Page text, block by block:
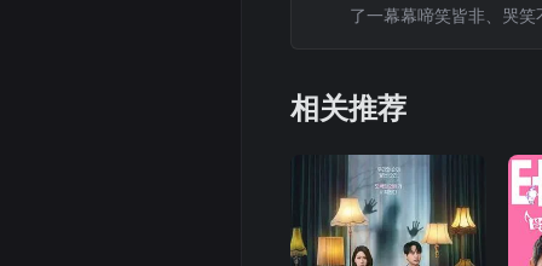
了一幕幕啼笑皆非、哭
相关推荐